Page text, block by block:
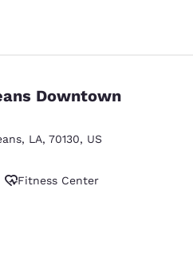
Downtown
, LA, 70130, US
Fitness Center
recensioni